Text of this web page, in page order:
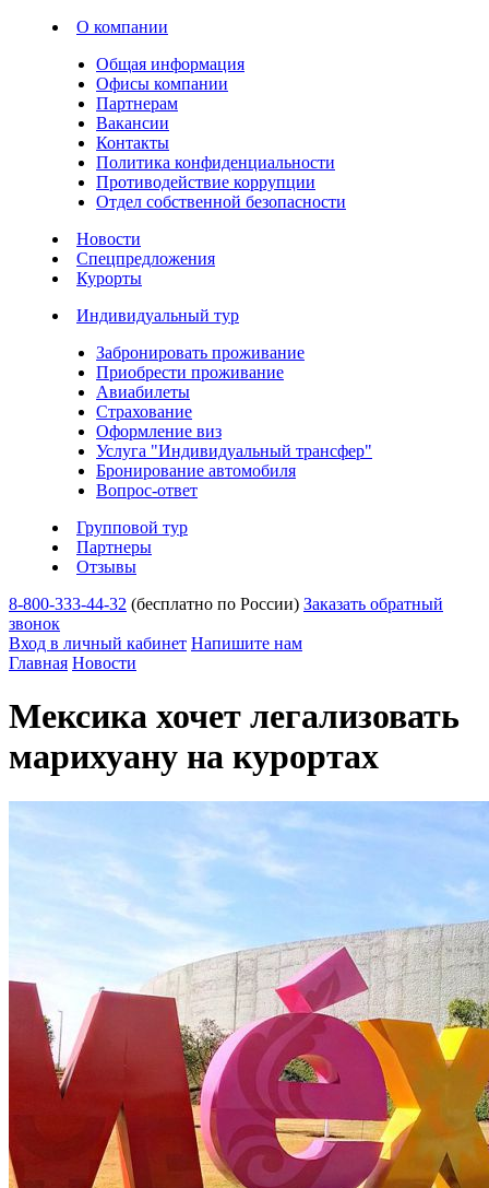
О компании
Общая информация
Офисы компании
Партнерам
Вакансии
Контакты
Политика конфиденциальности
Противодействие коррупции
Отдел собственной безопасности
Новости
Спецпредложения
Курорты
Индивидуальный тур
Забронировать проживание
Приобрести проживание
Авиабилеты
Страхование
Оформление виз
Услуга "Индивидуальный трансфер"
Бронирование автомобиля
Вопрос-ответ
Групповой тур
Партнеры
Отзывы
8-800-333-44-32 (бесплатно по России) Заказать обратный
звонок
Вход в личный кабинет Напишите нам
Главная Новости
Мексика хочет легализовать
марихуану на курортах